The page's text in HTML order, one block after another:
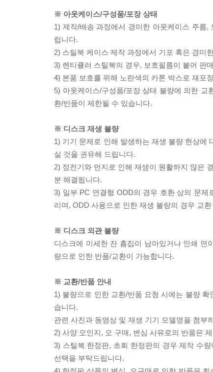
※ 아웃케이스/구성품/포장 상태
1) 제작/배송 과정에서 경미한 아웃케이스 주름
립니다.
2) 스틸북 케이스 제작 과정에서 기포 혹은 경미
3) 렌티큘러 스틸북의 경우, 보호필름이 붙어 판
4) 본품 보호를 위해 노란색의 카톤 박스로 재포
5) 아웃케이스/구성품/포장 상태 불량에 의한
환/반품이 제한될 수 있습니다.
※ 디스크 재생 불량
1) 기기 문제로 인해 발생하는 재생 불량 현상에
실 것을 권유해 드립니다.
2) 정전기와 먼지로 인해 재생이 원활하지 않은
분 해결됩니다.
3) 일부 PC 연결형 ODD의 경우 호환 상의 문제
리며, ODD 사용으로 인한 재생 불량의 경우 교
※ 디스크 외관 불량
디스크에 미세한 잔 흠집이 남아있거나 인쇄 면
량으로 인한 반품/교환이 가능합니다.
※ 교환/반품 안내
1) 불량으로 인한 교환/반품 요청 시에는 불량
습니다.
관련 사진과 동영상 및 재생 기기 모델명을 첨부
2) 사양 오인지, 오 구매, 변심 사유로의 반품은
3) 스틸북 한정판, 초회 한정판의 경우 제작 수
선택을 부탁드립니다.